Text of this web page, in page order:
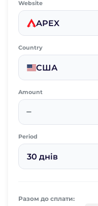
Website
APEX
Country
США
Amount
−
Period
30 днів
Разом до сплати: